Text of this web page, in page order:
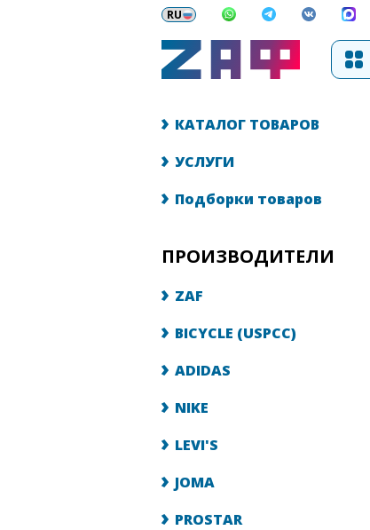
КАТАЛОГ ТОВАРОВ
УСЛУГИ
Подборки товаров
ПРОИЗВОДИТЕЛИ
ZAF
BICYCLE (USPCC)
ADIDAS
NIKE
LEVI'S
JOMA
PROSTAR